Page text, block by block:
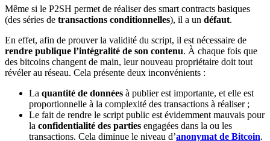
Même si le P2SH permet de réaliser des smart contracts basiques
(des séries de transactions conditionnelles), il a un défaut.
En effet, afin de prouver la validité du script, il est nécessaire de
rendre publique l’intégralité de son contenu. À chaque fois que
des bitcoins changent de main, leur nouveau propriétaire doit tout
révéler au réseau. Cela présente deux inconvénients :
La quantité de données à publier est importante, et elle est
proportionnelle à la complexité des transactions à réaliser ;
Le fait de rendre le script public est évidemment mauvais pour
la confidentialité des parties engagées dans la ou les
transactions. Cela diminue le niveau d’anonymat de Bitcoin.